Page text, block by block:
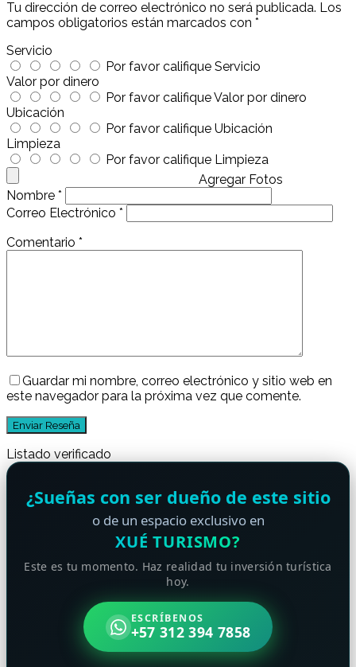
Tu dirección de correo electrónico no será publicada. Los
campos obligatorios están marcados con *
Servicio
Por favor califique Servicio
Valor por dinero
Por favor califique Valor por dinero
Ubicación
Por favor califique Ubicación
Limpieza
Por favor califique Limpieza
Agregar Fotos
Nombre *
Correo Electrónico *
Comentario *
Guardar mi nombre, correo electrónico y sitio web en
este navegador para la próxima vez que comente.
Listado verificado
¿Sueñas con ser dueño de este sitio
o de un espacio exclusivo en
XUÉ TURISMO?
Este es tu momento. Haz realidad tu inversión turística
hoy.
ESCRÍBENOS
+57 312 394 7858